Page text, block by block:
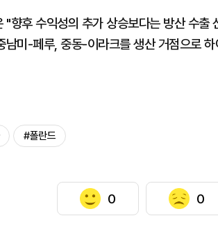
"향후 수익성의 추가 상승보다는 방산 수출
미-페루, 중동-이라크를 생산 거점으로
#폴란드
0 0